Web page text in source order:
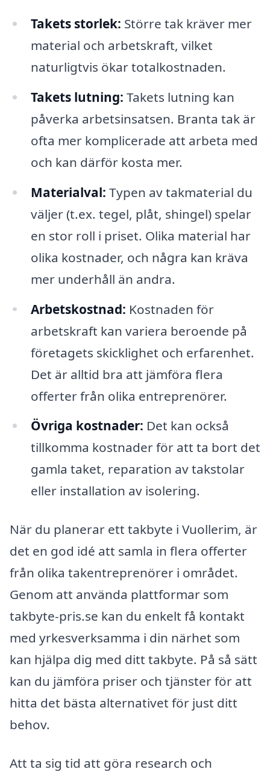
Takets storlek: Större tak kräver mer
material och arbetskraft, vilket
naturligtvis ökar totalkostnaden.
Takets lutning: Takets lutning kan
påverka arbetsinsatsen. Branta tak är
ofta mer komplicerade att arbeta med
och kan därför kosta mer.
Materialval: Typen av takmaterial du
väljer (t.ex. tegel, plåt, shingel) spelar
en stor roll i priset. Olika material har
olika kostnader, och några kan kräva
mer underhåll än andra.
Arbetskostnad: Kostnaden för
arbetskraft kan variera beroende på
företagets skicklighet och erfarenhet.
Det är alltid bra att jämföra flera
offerter från olika entreprenörer.
Övriga kostnader: Det kan också
tillkomma kostnader för att ta bort det
gamla taket, reparation av takstolar
eller installation av isolering.
När du planerar ett takbyte i Vuollerim, är
det en god idé att samla in flera offerter
från olika takentreprenörer i området.
Genom att använda plattformar som
takbyte-pris.se kan du enkelt få kontakt
med yrkesverksamma i din närhet som
kan hjälpa dig med ditt takbyte. På så sätt
kan du jämföra priser och tjänster för att
hitta det bästa alternativet för just ditt
behov.
Att ta sig tid att göra research och